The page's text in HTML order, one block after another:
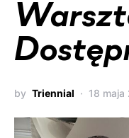
by Triennial 18 maja